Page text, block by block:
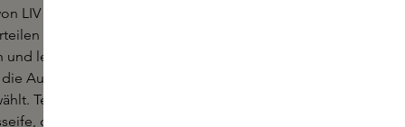
LIV Botanics in unserer
einer natürlichen,
leisten Sie gleichzeitig einen
Auswahl zu erleichtern, haben
Testen Sie zum Beispiel
die die Haut sanft reinigt. Eine